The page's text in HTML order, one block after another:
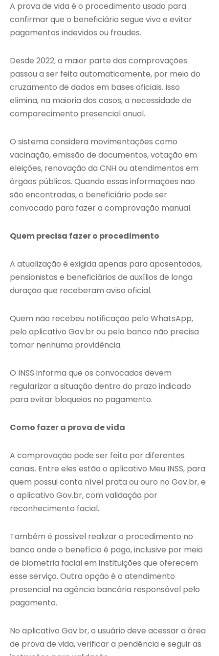
A prova de vida é o procedimento usado para
confirmar que o beneficiário segue vivo e evitar
pagamentos indevidos ou fraudes.
Desde 2022, a maior parte das comprovações
passou a ser feita automaticamente, por meio do
cruzamento de dados em bases oficiais. Isso
elimina, na maioria dos casos, a necessidade de
comparecimento presencial anual.
O sistema considera movimentações como
vacinação, emissão de documentos, votação em
eleições, renovação da CNH ou atendimentos em
órgãos públicos. Quando essas informações não
são encontradas, o beneficiário pode ser
convocado para fazer a comprovação manual.
Quem precisa fazer o procedimento
A atualização é exigida apenas para aposentados,
pensionistas e beneficiários de auxílios de longa
duração que receberam aviso oficial.
Quem não recebeu notificação pelo WhatsApp,
pelo aplicativo Gov.br ou pelo banco não precisa
tomar nenhuma providência.
O INSS informa que os convocados devem
regularizar a situação dentro do prazo indicado
para evitar bloqueios no pagamento.
Como fazer a prova de vida
A comprovação pode ser feita por diferentes
canais. Entre eles estão o aplicativo Meu INSS, para
quem possui conta nível prata ou ouro no Gov.br, e
o aplicativo Gov.br, com validação por
reconhecimento facial.
Também é possível realizar o procedimento no
banco onde o benefício é pago, inclusive por meio
de biometria facial em instituições que oferecem
esse serviço. Outra opção é o atendimento
presencial na agência bancária responsável pelo
pagamento.
No aplicativo Gov.br, o usuário deve acessar a área
de prova de vida, verificar a pendência e seguir as